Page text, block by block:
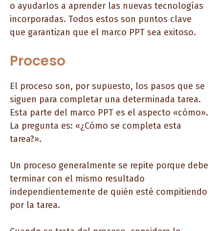
o ayudarlos a aprender las nuevas tecnologías
incorporadas. Todos estos son puntos clave
que garantizan que el marco PPT sea exitoso.
Proceso
El proceso son, por supuesto, los pasos que se
siguen para completar una determinada tarea.
Esta parte del marco PPT es el aspecto «cómo».
La pregunta es: «¿Cómo se completa esta
tarea?».
Un proceso generalmente se repite porque debe
terminar con el mismo resultado
independientemente de quién esté compitiendo
por la tarea.